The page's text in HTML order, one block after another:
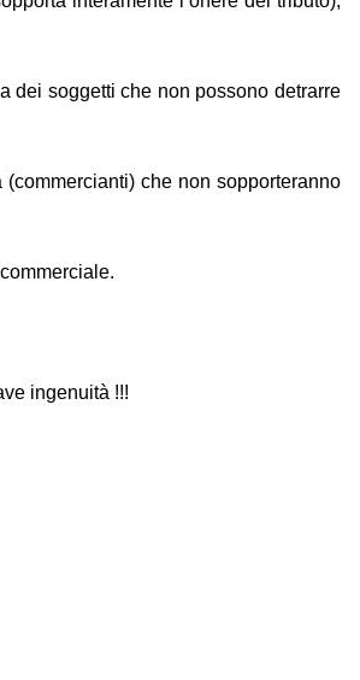
dei soggetti che non possono detrarre
che non sopporteranno
ingenuità !!!